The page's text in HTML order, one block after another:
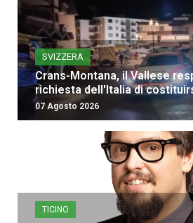
SVIZZERA
Crans-Montana, il Vallese
richiesta dell'Italia di
07 Agosto 2026
TICINO